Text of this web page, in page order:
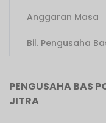
Anggaran Masa
Bil. Pengusaha
PENGUSAHA BAS
JITRA